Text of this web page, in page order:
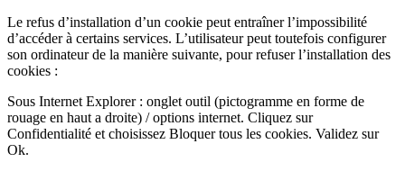
Le refus d’installation d’un cookie peut entraîner l’impossibilité
d’accéder à certains services. L’utilisateur peut toutefois configurer
son ordinateur de la manière suivante, pour refuser l’installation des
cookies :
Sous Internet Explorer : onglet outil (pictogramme en forme de
rouage en haut a droite) / options internet. Cliquez sur
Confidentialité et choisissez Bloquer tous les cookies. Validez sur
Ok.